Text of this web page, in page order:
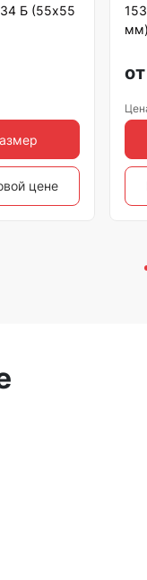
Б (55х55
цене
мм)
от